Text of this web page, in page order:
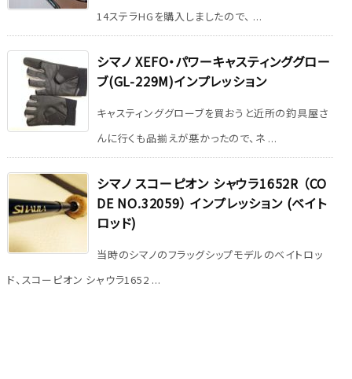
14ステラHGを購入しましたので、 ...
シマノ XEFO・パワーキャスティンググロー
ブ(GL-229M)インプレッション
キャスティンググローブを買おうと近所の釣具屋さ
んに行くも品揃えが悪かったので、ネ ...
シマノ スコーピオン シャウラ1652R （CO
DE NO.32059） インプレッション (ベイト
ロッド)
当時のシマノのフラッグシップモデルのベイトロッ
ド、スコーピオン シャウラ1652 ...